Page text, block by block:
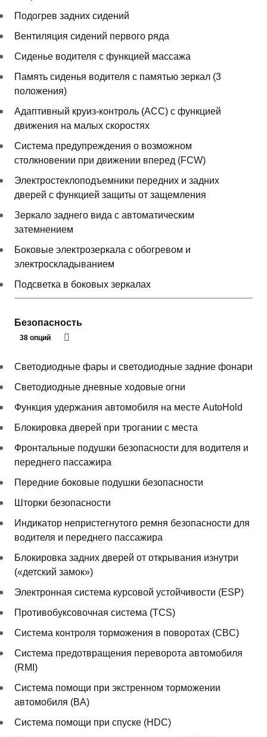
Подогрев задних сидений
Вентиляция сидений первого ряда
Сиденье водителя с функцией массажа
Память сиденья водителя с памятью зеркал (3
положения)
Адаптивный круиз-контроль (ACC) с функцией
движения на малых скоростях
Система предупреждения о возможном
столкновении при движении вперед (FCW)
Электростеклоподъемники передних и задних
дверей с функцией защиты от защемления
Зеркало заднего вида с автоматическим
затемнением
Боковые электрозеркала с обогревом и
электроскладыванием
Подсветка в боковых зеркалах
Безопасность
38 опций
Светодиодные фары и светодиодные задние фонари
Светодиодные дневные ходовые огни
Функция удержания автомобиля на месте AutoHold
Блокировка дверей при трогании с места
Фронтальные подушки безопасности для водителя и
переднего пассажира
Передние боковые подушки безопасности
Шторки безопасности
Индикатор непристегнутого ремня безопасности для
водителя и переднего пассажира
Блокировка задних дверей от открывания изнутри
(«детский замок»)
Электронная система курсовой устойчивости (ESP)
Противобуксовочная система (TCS)
Система контроля торможения в поворотах (CBC)
Система предотвращения переворота автомобиля
(RMI)
Система помощи при экстренном торможении
автомобиля (BA)
Система помощи при спуске (HDC)